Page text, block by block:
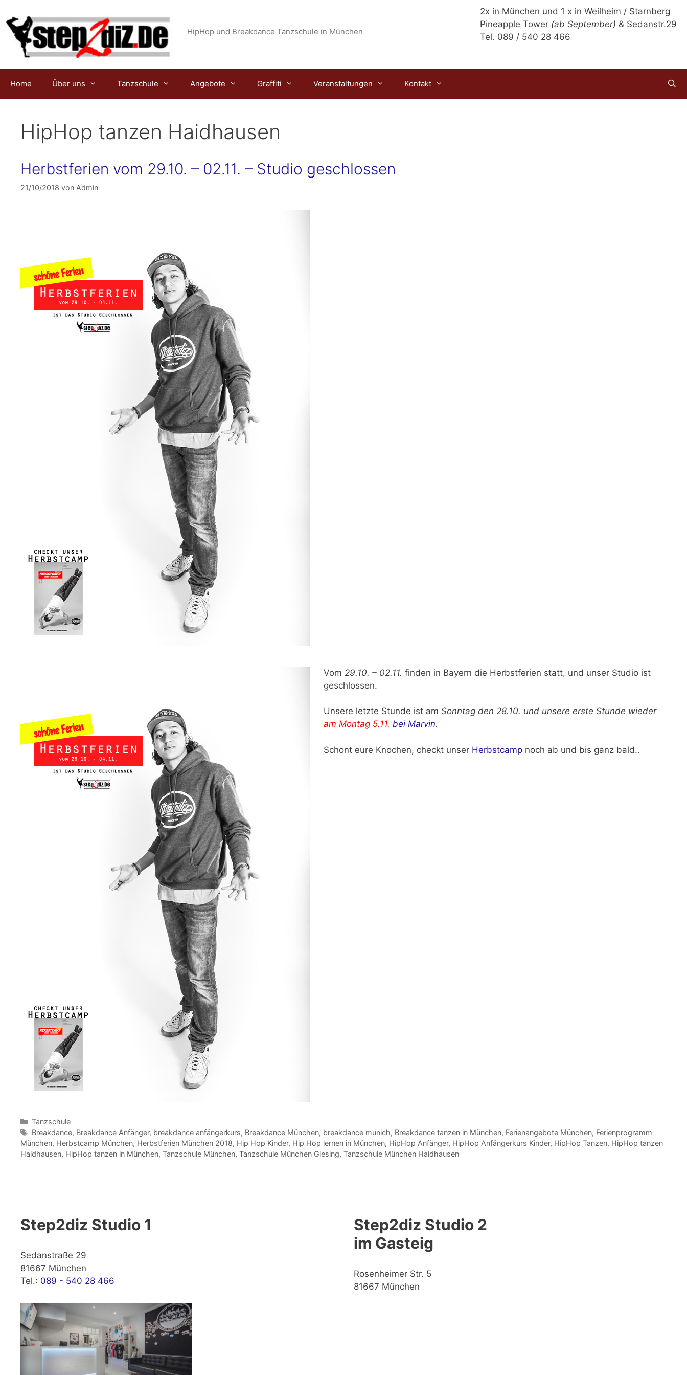
Inhalt
springen
2x in München und 1 x in Weilheim / Starnberg
Pineapple Tower (ab September) & Sedanstr.29
Tel. 089 / 540 28 466
HipHop und Breakdance Tanzschule in München
Home Über uns Tanzschule Angebote Graffiti Veranstaltungen Kontakt
HipHop tanzen Haidhausen
Herbstferien vom 29.10. – 02.11. – Studio geschlossen
21/10/2018 von Admin
Vom 29.10. – 02.11. finden in Bayern die Herbstferien statt, und unser Studio ist
geschlossen.
Unsere letzte Stunde ist am Sonntag den 28.10. und unsere erste Stunde wieder
am Montag 5.11. bei Marvin.
Schont eure Knochen, checkt unser Herbstcamp noch ab und bis ganz bald..
Kategorien
Tanzschule
Schlagwörter
Breakdance, Breakdance Anfänger, breakdance anfängerkurs, Breakdance München, breakdance munich, Breakdance tanzen in München, Ferienangebote München, Ferienprogramm
München, Herbstcamp München, Herbstferien München 2018, Hip Hop Kinder, Hip Hop lernen in München, HipHop Anfänger, HipHop Anfängerkurs Kinder, HipHop Tanzen, HipHop tanzen
Haidhausen, HipHop tanzen in München, Tanzschule München, Tanzschule München Giesing, Tanzschule München Haidhausen
Step2diz Studio 1
Sedanstraße 29
81667 München
Tel.: 089 - 540 28 466
Step2diz Studio 2
im Gasteig
Rosenheimer Str. 5
81667 München